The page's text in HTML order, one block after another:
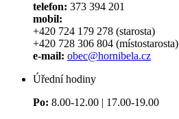
telefon: 373 394 201
mobil:
+420 724 179 278 (starosta)
+420 728 306 804 (místostarosta)
e-mail: obec@hornibela.cz
Úřední hodiny
Po: 8.00-12.00 | 17.00-19.00